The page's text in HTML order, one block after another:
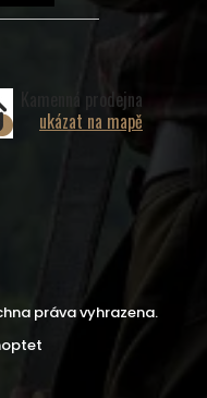
Kamenná prodejna
ukázat na mapě
práva vyhrazena.